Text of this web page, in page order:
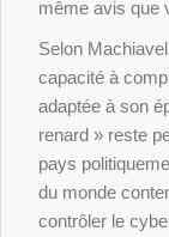
?
Vers une
Déconstruire
même avis que
Selon
capacité à
adaptée à son
renard » reste
pays
du monde
contrôler le